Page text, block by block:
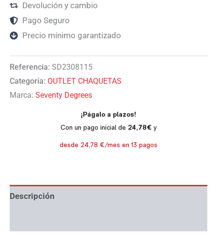
Devolución y cambio
Pago Seguro
Precio mínimo garantizado
Referencia: SD2308115
Categoría: OUTLET CHAQUETAS
Marca: Seventy Degrees
Descripción